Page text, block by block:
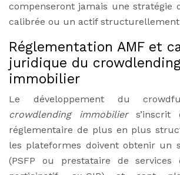
compenseront jamais une stratégie
calibrée ou un actif structurellement
Réglementation AMF et
juridique du
immobilier
Le développement du
crowdlending immobiliers’inscrit
réglementaire de plus en plus
les plateformes doivent obtenir un
(PSFP ou prestataire de services